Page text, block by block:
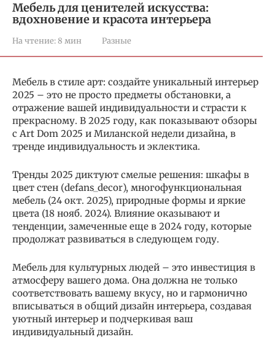
Мебель для ценителей искусства:
вдохновение и красота интерьера
На чтение:8 мин Разные
Мебель в стиле арт: создайте уникальный интерьер
2025 – это не просто предметы обстановки, а
отражение вашей индивидуальности и страсти к
прекрасному. В 2025 году, как показывают обзоры
с Art Dom 2025 и Миланской недели дизайна, в
тренде индивидуальность и эклектика.
Тренды 2025 диктуют смелые решения: шкафы в
цвет стен (defans_decor), многофункциональная
мебель (24 окт. 2025), природные формы и яркие
цвета (18 нояб. 2024). Влияние оказывают и
тенденции, замеченные еще в 2024 году, которые
продолжат развиваться в следующем году.
Мебель для культурных людей – это инвестиция в
атмосферу вашего дома. Она должна не только
соответствовать вашему вкусу, но и гармонично
вписываться в общий дизайн интерьера, создавая
уютный интерьер и подчеркивая ваш
индивидуальный дизайн.